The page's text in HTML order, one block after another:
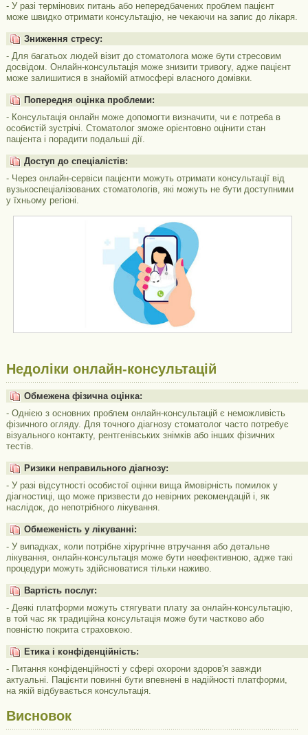
- У разі термінових питань або непередбачених проблем пацієнт
може швидко отримати консультацію, не чекаючи на запис до лікаря.
Зниження стресу:
- Для багатьох людей візит до стоматолога може бути стресовим
досвідом. Онлайн-консультація може знизити тривогу, адже пацієнт
може залишитися в знайомій атмосфері власного домівки.
Попередня оцінка проблеми:
- Консультація онлайн може допомогти визначити, чи є потреба в
особистій зустрічі. Стоматолог зможе орієнтовно оцінити стан
пацієнта і порадити подальші дії.
Доступ до спеціалістів:
- Через онлайн-сервіси пацієнти можуть отримати консультації від
вузькоспеціалізованих стоматологів, які можуть не бути доступними
у їхньому регіоні.
Недоліки онлайн-консультацій
Обмежена фізична оцінка:
- Однією з основних проблем онлайн-консультацій є неможливість
фізичного огляду. Для точного діагнозу стоматолог часто потребує
візуального контакту, рентгенівських знімків або інших фізичних
тестів.
Ризики неправильного діагнозу:
- У разі відсутності особистої оцінки вища ймовірність помилок у
діагностиці, що може призвести до невірних рекомендацій і, як
наслідок, до непотрібного лікування.
Обмеженість у лікуванні:
- У випадках, коли потрібне хірургічне втручання або детальне
лікування, онлайн-консультація може бути неефективною, адже такі
процедури можуть здійснюватися тільки наживо.
Вартість послуг:
- Деякі платформи можуть стягувати плату за онлайн-консультацію,
в той час як традиційна консультація може бути частково або
повністю покрита страховкою.
Етика і конфіденційність:
- Питання конфіденційності у сфері охорони здоров'я завжди
актуальні. Пацієнти повинні бути впевнені в надійності платформи,
на якій відбувається консультація.
Висновок